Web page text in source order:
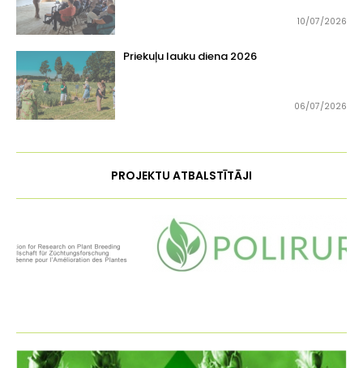
10/07/2026
Priekuļu lauku diena 2026
06/07/2026
PROJEKTU ATBALSTĪTĀJI